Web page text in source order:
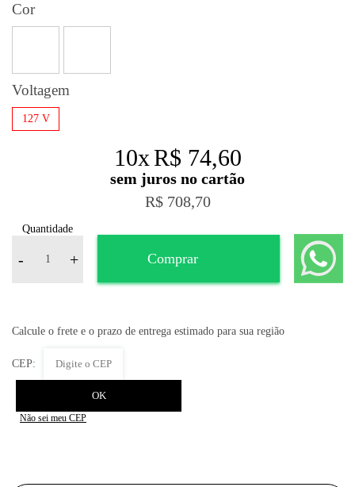
Cor
Voltagem
127 V
10xR$ 74,60
R$ 708,70
Quantidade
- + Comprar
Não sei meu CEP